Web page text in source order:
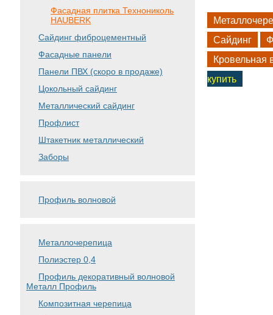
Фасадная плитка Технониколь
HAUBERK
Сайдинг фиброцементный
Фасадные панели
Панели ПВХ (скоро в продаже)
Цокольный сайдинг
Металлический сайдинг
Профлист
Штакетник металлический
Заборы
Профиль волновой
Металлочерепица
Полиэстер 0,4
Профиль декоративный волновой
Металл Профиль
Композитная черепица
Сайдинг
Кровельная
купить